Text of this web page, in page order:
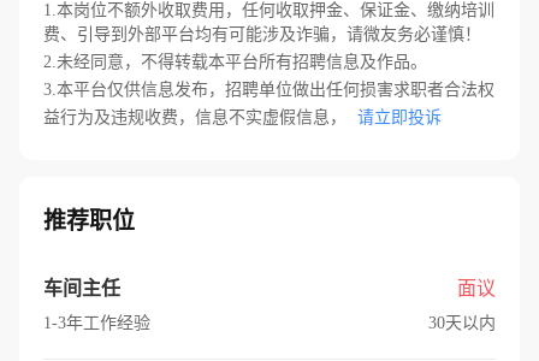
1.本岗位不额外收取费用，任何收取押金、保证金、缴纳培训
费、引导到外部平台均有可能涉及诈骗，请微友务必谨慎！
2.未经同意，不得转载本平台所有招聘信息及作品。
3.本平台仅供信息发布，招聘单位做出任何损害求职者合法权
益行为及违规收费，信息不实虚假信息，
请立即投诉
推荐职位
车间主任 面议
1-3年工作经验 30天以内